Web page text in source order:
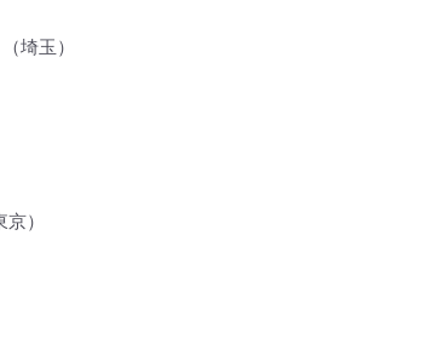
埼玉）
）